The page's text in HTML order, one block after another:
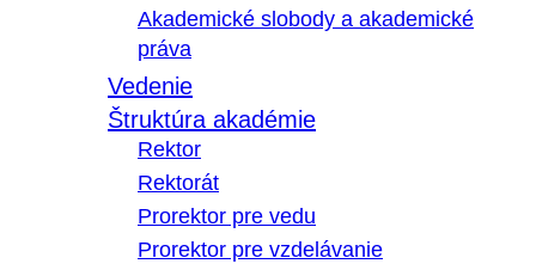
Akademické slobody a akademické
práva
Vedenie
Štruktúra akadémie
Rektor
Rektorát
Prorektor pre vedu
Prorektor pre vzdelávanie